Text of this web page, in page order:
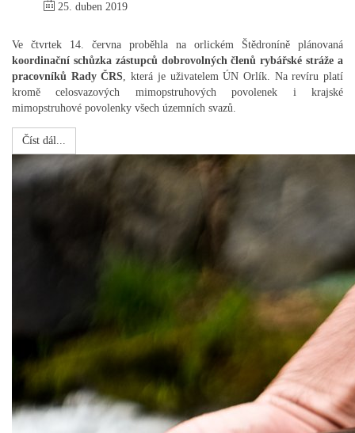
25. duben 2019
Ve čtvrtek 14. června proběhla na orlickém Štědroníně plánovaná
koordinační schůzka zástupců dobrovolných členů rybářské stráže a
pracovníků Rady ČRS, která je uživatelem ÚN Orlík. Na revíru platí
kromě celosvazových mimopstruhových povolenek i krajské
mimopstruhové povolenky všech územních svazů.
Číst dál...